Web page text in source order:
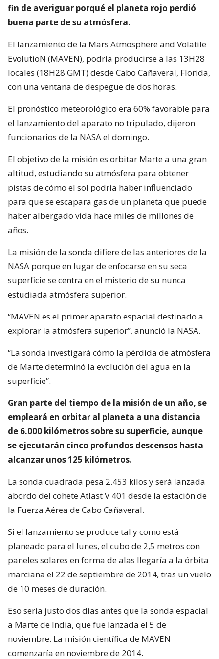
fin de averiguar porqué el planeta rojo perdió
buena parte de su atmósfera.
El lanzamiento de la Mars Atmosphere and Volatile
EvolutioN (MAVEN), podría producirse a las 13H28
locales (18H28 GMT) desde Cabo Cañaveral, Florida,
con una ventana de despegue de dos horas.
El pronóstico meteorológico era 60% favorable para
el lanzamiento del aparato no tripulado, dijeron
funcionarios de la NASA el domingo.
El objetivo de la misión es orbitar Marte a una gran
altitud, estudiando su atmósfera para obtener
pistas de cómo el sol podría haber influenciado
para que se escapara gas de un planeta que puede
haber albergado vida hace miles de millones de
años.
La misión de la sonda difiere de las anteriores de la
NASA porque en lugar de enfocarse en su seca
superficie se centra en el misterio de su nunca
estudiada atmósfera superior.
“MAVEN es el primer aparato espacial destinado a
explorar la atmósfera superior”, anunció la NASA.
“La sonda investigará cómo la pérdida de atmósfera
de Marte determinó la evolución del agua en la
superficie”.
Gran parte del tiempo de la misión de un año, se
empleará en orbitar al planeta a una distancia
de 6.000 kilómetros sobre su superficie, aunque
se ejecutarán cinco profundos descensos hasta
alcanzar unos 125 kilómetros.
La sonda cuadrada pesa 2.453 kilos y será lanzada
abordo del cohete Atlast V 401 desde la estación de
la Fuerza Aérea de Cabo Cañaveral.
Si el lanzamiento se produce tal y como está
planeado para el lunes, el cubo de 2,5 metros con
paneles solares en forma de alas llegaría a la órbita
marciana el 22 de septiembre de 2014, tras un vuelo
de 10 meses de duración.
Eso sería justo dos días antes que la sonda espacial
a Marte de India, que fue lanzada el 5 de
noviembre. La misión científica de MAVEN
comenzaría en noviembre de 2014.